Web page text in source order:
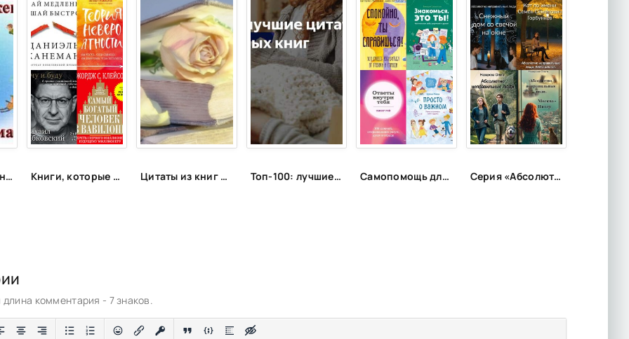
Закон Притяжения В Новом Формате! - Сергей Бибин Книги, которые подарят энергию Цитаты из книг и фильмов, которые помогут не сдаться в трудную минуту или после неудачи Топ-100: лучшие цитаты из популярных книг Самопомощь для самых маленьких Серия «Абсолютно неправильные люди»
комментария - 7 знаков.